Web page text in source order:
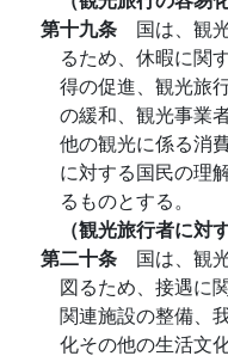
第十九条 国は、観
るため、休暇に関
得の促進、観光旅
の緩和、観光事業
他の観光に係る消
に対する国民の理
るものとする。
（観光旅行者に対
第二十条 国は、観
図るため、接遇に
関連施設の整備、
化その他の生活文